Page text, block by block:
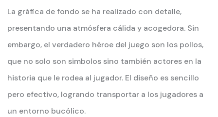
La gráfica de fondo se ha realizado con detalle,
presentando una atmósfera cálida y acogedora. Sin
embargo, el verdadero héroe del juego son los pollos,
que no solo son simbolos sino también actores en la
historia que le rodea al jugador. El diseño es sencillo
pero efectivo, logrando transportar a los jugadores a
un entorno bucólico.